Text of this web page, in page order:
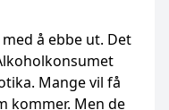
å ebbe ut. Det
Mange vil få
kommer. Men de